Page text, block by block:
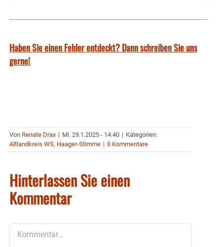
Haben Sie einen Fehler entdeckt? Dann schreiben Sie uns
gerne!
Von Renate Drax | Mi. 29.1.2025 - 14:40 | Kategorien:
Altlandkreis WS, Haager-Stimme | 0 Kommentare
Hinterlassen Sie einen
Kommentar